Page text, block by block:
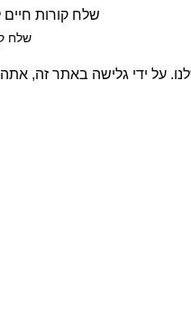
שלח קורות חיים
שלח
על ידי גלישה באתר זה, אתה